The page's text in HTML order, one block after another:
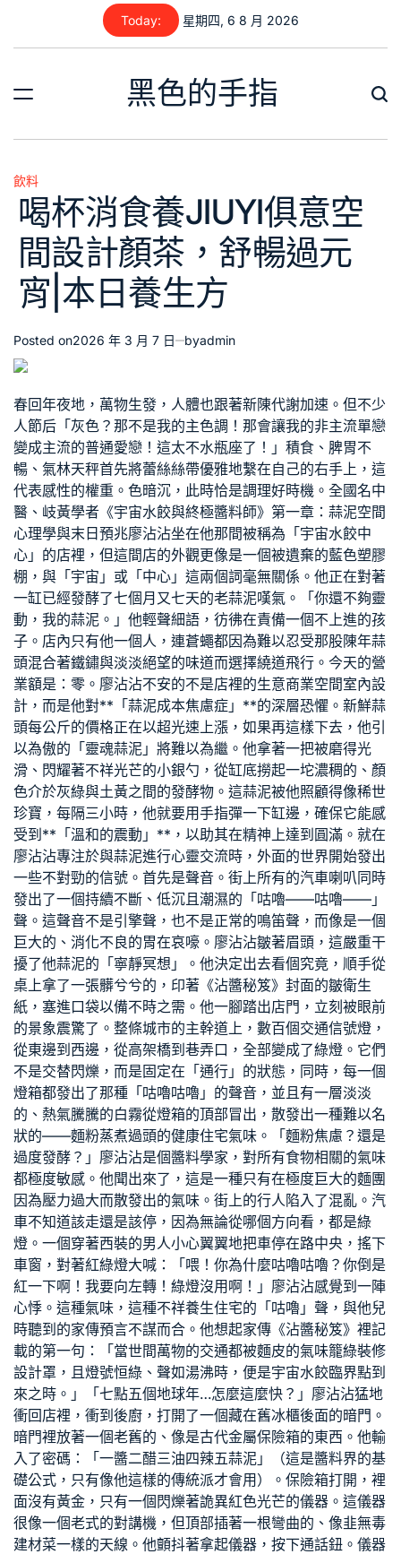
content
Today: 星期四, 6 8 月 2026
黑色的手指
Posted
飲料
喝杯消食養JIUYI俱意空
間設計顏茶，舒暢過元
宵|本日養生方
Posted on2026 年 3 月 7 日 byadmin
春回年夜地，萬物生發，人體也跟著新陳代謝加速。但不少
人節后「灰色？那不是我的主色調！那會讓我的非主流單戀
變成主流的普通愛戀！這太不水瓶座了！」積食、脾胃不
暢、氣林天秤首先將蕾絲絲帶優雅地繫在自己的右手上，這
代表感性的權重。色暗沉，此時恰是調理好時機。全國名中
醫、岐黃學者《宇宙水餃與終極醬料師》第一章：蒜泥空間
心理學與末日預兆廖沾沾坐在他那間被稱為「宇宙水餃中
心」的店裡，但這間店的外觀更像是一個被遺棄的藍色塑膠
棚，與「宇宙」或「中心」這兩個詞毫無關係。他正在對著
一缸已經發酵了七個月又七天的老蒜泥嘆氣。「你還不夠靈
動，我的蒜泥。」他輕聲細語，彷彿在責備一個不上進的孩
子。店內只有他一個人，連蒼蠅都因為難以忍受那股陳年蒜
頭混合著鐵鏽與淡淡絕望的味道而選擇繞道飛行。今天的營
業額是：零。廖沾沾不安的不是店裡的生意商業空間室內設
計 ，而是他對**「蒜泥成本焦慮症」**的深層恐懼。新鮮蒜
頭每公斤的價格正在以超光速上漲，如果再這樣下去，他引
以為傲的「靈魂蒜泥」將難以為繼。他拿著一把被磨得光
滑、閃耀著不祥光芒的小銀勺，從缸底撈起一坨濃稠的、顏
色介於灰綠與土黃之間的發酵物。這蒜泥被他照顧得像稀世
珍寶，每隔三小時，他就要用手指彈一下缸邊，確保它能感
受到**「溫和的震動」**，以助其在精神上達到圓滿。就在
廖沾沾專注於與蒜泥進行心靈交流時，外面的世界開始發出
一些不對勁的信號。首先是聲音。街上所有的汽車喇叭同時
發出了一個持續不斷、低沉且潮濕的「咕嚕——咕嚕——」
聲。這聲音不是引擎聲，也不是正常的鳴笛聲，而像是一個
巨大的、消化不良的胃在哀嚎。廖沾沾皺著眉頭，這嚴重干
擾了他蒜泥的「寧靜冥想」。他決定出去看個究竟，順手從
桌上拿了一張髒兮兮的，印著《沾醬秘笈》封面的皺衛生
紙，塞進口袋以備不時之需。他一腳踏出店門，立刻被眼前
的景象震驚了。整條城市的主幹道上，數百個交通信號燈，
從東邊到西邊，從高架橋到巷弄口，全部變成了綠燈。它們
不是交替閃爍，而是固定在「通行」的狀態，同時，每一個
燈箱都發出了那種「咕嚕咕嚕」的聲音，並且有一層淡淡
的、熱氣騰騰的白霧從燈箱的頂部冒出，散發出一種難以名
狀的——麵粉蒸煮過頭的健康住宅氣味。「麵粉焦慮？還是
過度發酵？」廖沾沾是個醬料學家，對所有食物相關的氣味
都極度敏感。他聞出來了，這是一種只有在極度巨大的麵團
因為壓力過大而散發出的氣味。街上的行人陷入了混亂。汽
車不知道該走還是該停，因為無論從哪個方向看，都是綠
燈。一個穿著西裝的男人小心翼翼地把車停在路中央，搖下
車窗，對著紅綠燈大喊：「喂！你為什麼咕嚕咕嚕？你倒是
紅一下啊！我要向左轉！綠燈沒用啊！」廖沾沾感覺到一陣
心悸。這種氣味，這種不祥養生住宅的「咕嚕」聲，與他兒
時聽到的家傳預言不謀而合。他想起家傳《沾醬秘笈》裡記
載的第一句：「當世間萬物的交通都被麵皮的氣味籠綠裝修
設計罩，且燈號恒綠、聲如湯沸時，便是宇宙水餃臨界點到
來之時。」「七點五個地球年…怎麼這麼快？」廖沾沾猛地
衝回店裡，衝到後廚，打開了一個藏在舊冰櫃後面的暗門。
暗門裡放著一個老舊的、像是古代金屬保險箱的東西。他輸
入了密碼：「一醬二醋三油四辣五蒜泥」（這是醬料界的基
礎公式，只有像他這樣的傳統派才會用）。保險箱打開，裡
面沒有黃金，只有一個閃爍著詭異紅色光芒的儀器。這儀器
很像一個老式的對講機，但頂部插著一根彎曲的、像韭無毒
建材菜一樣的天線。他顫抖著拿起儀器，按下通話鈕。儀器